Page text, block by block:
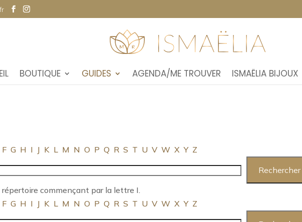
BOUTIQUE GUIDES AGENDA/ME TROUVER ISMAËLIA BIJOUX
F G H I J K L M N O P Q R S T U V W X Y Z
répertoire commençant par la lettre I.
F G H I J K L M N O P Q R S T U V W X Y Z